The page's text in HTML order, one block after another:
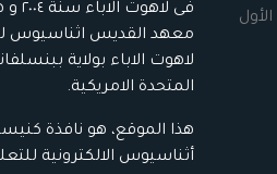
فى
معهد القديس اثناسيوس
لاهوت الاباء بولاية
المتحدة الامريكية.
هذا الموقع، هو نافذة
أثناسيوس الالكترونية